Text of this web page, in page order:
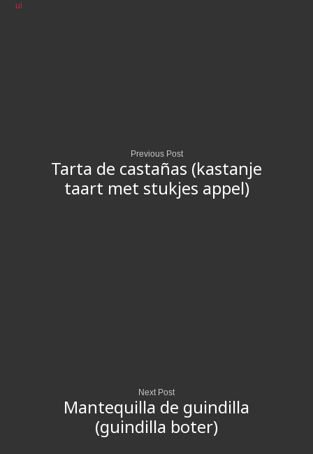
ui
Previous Post
Tarta de castañas (kastanje
taart met stukjes appel)
Next Post
Mantequilla de guindilla
(guindilla boter)